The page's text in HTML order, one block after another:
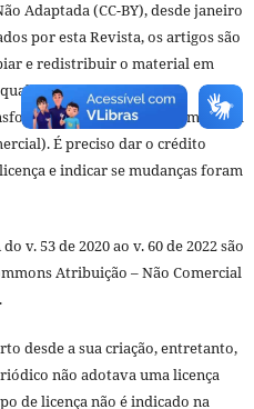
Adaptada (CC-BY), desde janeiro
por esta Revista, os artigos são
e redistribuir o material em
fim, mesmo que
e criar a partir do material
É preciso dar o crédito
e indicar se mudanças foram
v. 53 de 2020 ao v. 60 de 2022 são
Atribuição – Não Comercial
desde a sua criação, entretanto,
não adotava uma licença
de licença não é indicado na